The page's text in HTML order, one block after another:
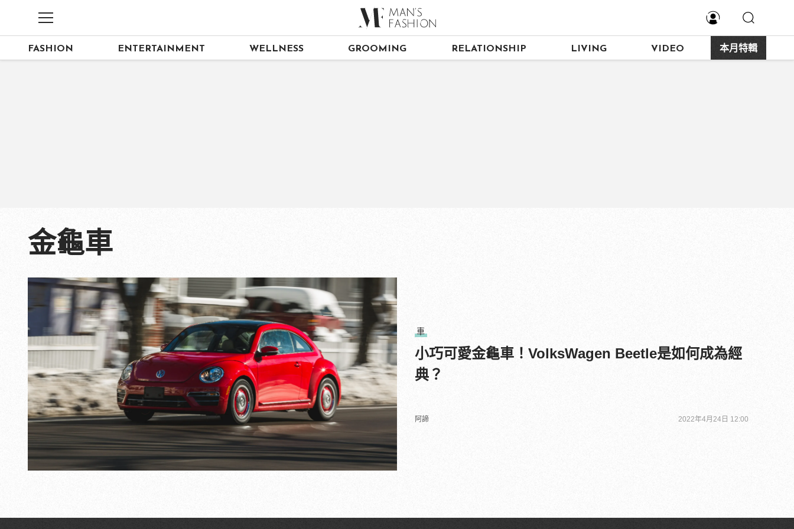
FASHION ENTERTAINMENT WELLNESS GROOMING RELATIONSHIP LIVING VIDEO 本月特輯
金龜車
車
小巧可愛金龜車！VolksWagen Beetle是如何成為經
典？
阿諦 2022年4月24日 12:00